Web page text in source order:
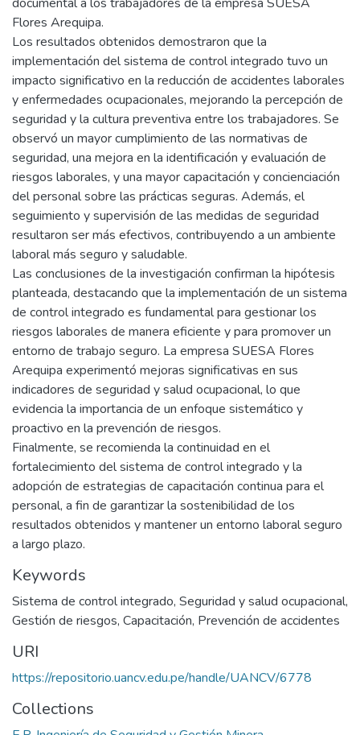
Flores Arequipa.
Los resultados obtenidos demostraron que la
implementación del sistema de control integrado tuvo un
impacto significativo en la reducción de accidentes laborales
y enfermedades ocupacionales, mejorando la percepción de
seguridad y la cultura preventiva entre los trabajadores. Se
observó un mayor cumplimiento de las normativas de
seguridad, una mejora en la identificación y evaluación de
riesgos laborales, y una mayor capacitación y concienciación
del personal sobre las prácticas seguras. Además, el
seguimiento y supervisión de las medidas de seguridad
resultaron ser más efectivos, contribuyendo a un ambiente
laboral más seguro y saludable.
Las conclusiones de la investigación confirman la hipótesis
planteada, destacando que la implementación de un sistema
de control integrado es fundamental para gestionar los
riesgos laborales de manera eficiente y para promover un
entorno de trabajo seguro. La empresa SUESA Flores
Arequipa experimentó mejoras significativas en sus
indicadores de seguridad y salud ocupacional, lo que
evidencia la importancia de un enfoque sistemático y
proactivo en la prevención de riesgos.
Finalmente, se recomienda la continuidad en el
fortalecimiento del sistema de control integrado y la
adopción de estrategias de capacitación continua para el
personal, a fin de garantizar la sostenibilidad de los
resultados obtenidos y mantener un entorno laboral seguro
a largo plazo.
Keywords
Sistema de control integrado, Seguridad y salud ocupacional,
Gestión de riesgos, Capacitación, Prevención de accidentes
URI
https://repositorio.uancv.edu.pe/handle/UANCV/6778
Collections